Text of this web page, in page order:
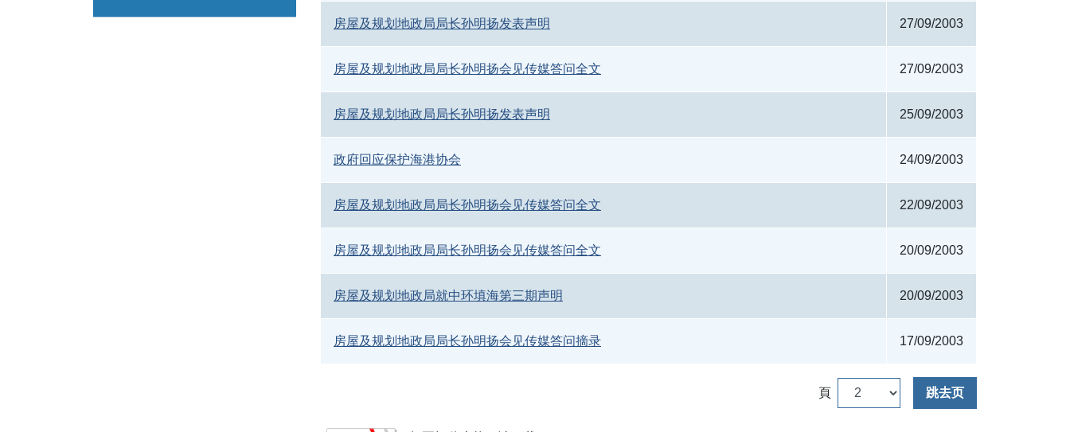
房屋及规划地政局局长孙明扬发表声明 27/09/2003
房屋及规划地政局局长孙明扬会见传媒答问全文 27/09/2003
房屋及规划地政局局长孙明扬发表声明 25/09/2003
政府回应保护海港协会 24/09/2003
房屋及规划地政局局长孙明扬会见传媒答问全文 22/09/2003
房屋及规划地政局局长孙明扬会见传媒答问全文 20/09/2003
房屋及规划地政局就中环填海第三期声明 20/09/2003
房屋及规划地政局局长孙明扬会见传媒答问摘录 17/09/2003
頁 跳去页